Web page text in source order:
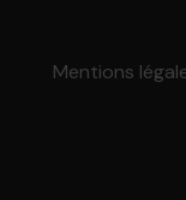
Mentions